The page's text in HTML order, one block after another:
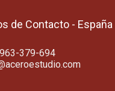
de Contacto - España
379-694